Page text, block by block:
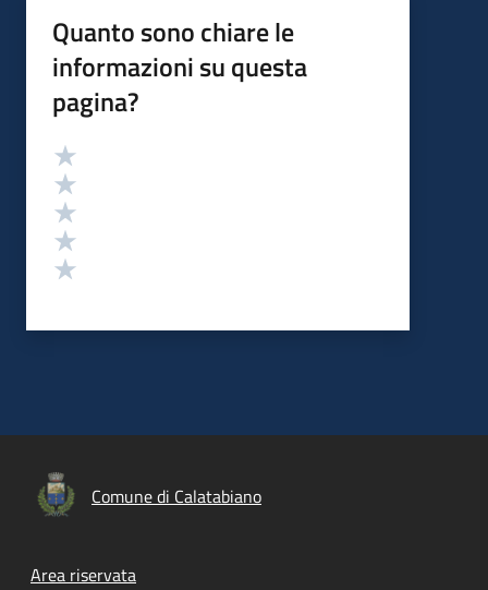
Quanto sono chiare le
informazioni su questa
pagina?
Valutazione
Comune di Calatabiano
Footer menu
Area riservata